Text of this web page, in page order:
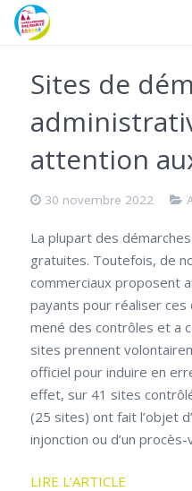
Divers
Actualités
Contact
Faire un don
Sites de
attention
30 novembre 2022
La plupart des
gratuites. Toutefois, de
commerciaux proposent
payants pour réaliser ces
mené des contrôles et a
sites prennent
officiel pour induire en
effet, sur 41 sites
(25 sites) ont fait l’objet
injonction ou d’un procès-
LIRE L’ARTICLE